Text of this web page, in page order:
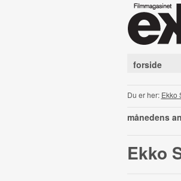
forside
Du er her: Ekko
månedens
Ekko